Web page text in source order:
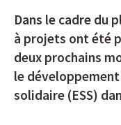
Dans le cadre du
à projets ont été
deux prochains
le
solidaire (ESS)